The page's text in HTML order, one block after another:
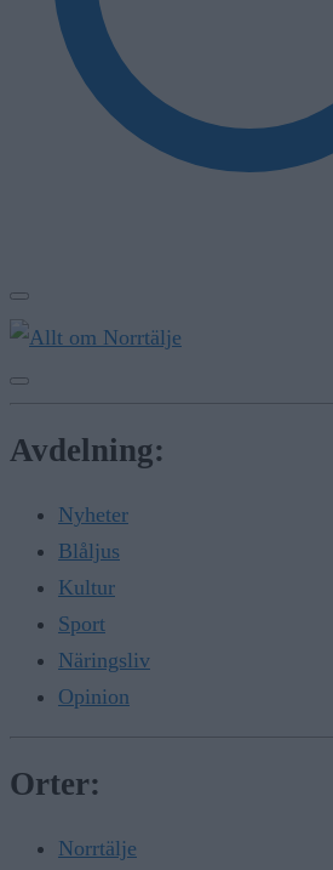
Avdelning:
Nyheter
Blåljus
Kultur
Sport
Näringsliv
Opinion
Orter:
Norrtälje